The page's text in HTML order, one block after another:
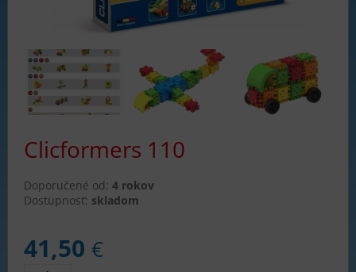
Clicformers 110
Doporučené od: 4 rokov
Dostupnosť: skladom
41,50 €